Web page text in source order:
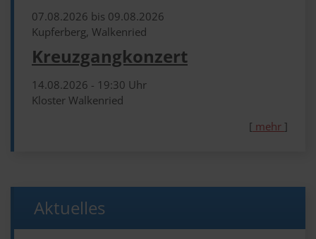
07.​08.​2026 bis 09.​08.​2026
Kupferberg, Walkenried
Kreuzgangkonzert
14.​08.​2026 - 19:30 Uhr
Kloster Walkenried
[ mehr ]
Aktuelles